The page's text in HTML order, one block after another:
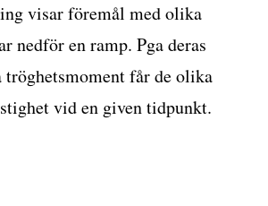
visar föremål med olika
nedför en ramp. Pga deras
får de olika
vid en given tidpunkt.